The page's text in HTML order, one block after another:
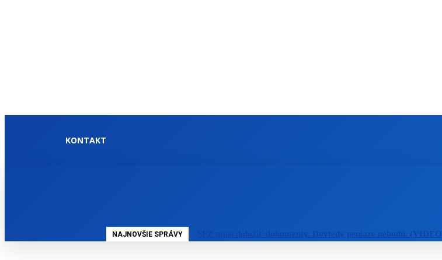
KONTAKT
NAJNOVŠIE SPRÁVY SFZ musí doložiť dokumenty. Dovtedy peniaze nebudú.